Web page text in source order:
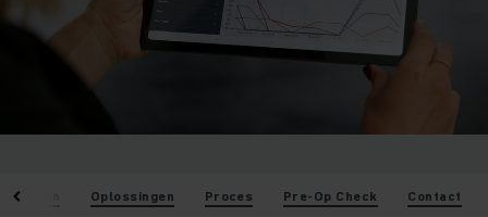
Oplossingen Proces Pre-Op Check Contact